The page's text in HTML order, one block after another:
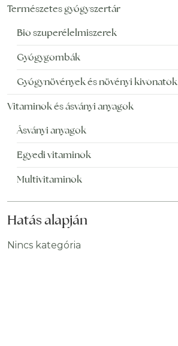
Természetes gyógyszertár
Bio szuperélelmiszerek
Gyógygombák
Gyógynövények és növényi kivonatok
Vitaminok és ásványi anyagok
Ásványi anyagok
Egyedi vitaminok
Multivitaminok
Hatás alapján
Nincs kategória